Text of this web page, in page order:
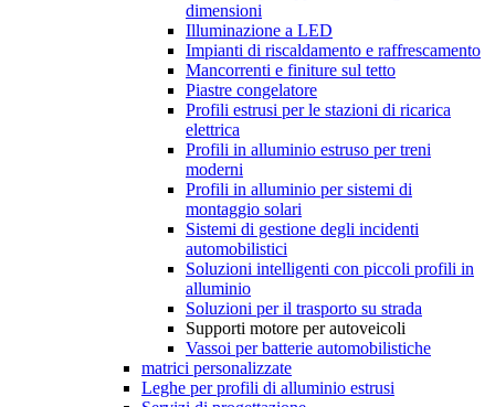
dimensioni
Illuminazione a LED
Impianti di riscaldamento e raffrescamento
Mancorrenti e finiture sul tetto
Piastre congelatore
Profili estrusi per le stazioni di ricarica
elettrica
Profili in alluminio estruso per treni
moderni
Profili in alluminio per sistemi di
montaggio solari
Sistemi di gestione degli incidenti
automobilistici
Soluzioni intelligenti con piccoli profili in
alluminio
Soluzioni per il trasporto su strada
Supporti motore per autoveicoli
Vassoi per batterie automobilistiche
matrici personalizzate
Leghe per profili di alluminio estrusi